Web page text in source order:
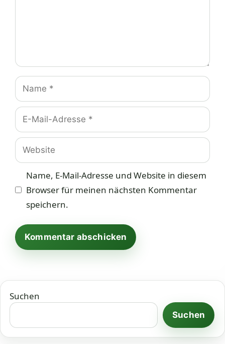
Name
E-
Mail-
Adresse
Website
Name, E-Mail-Adresse und Website in diesem
Browser für meinen nächsten Kommentar
speichern.
Suchen
Suchen